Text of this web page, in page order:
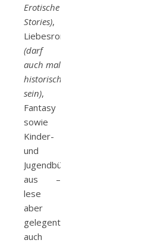
Erotische
Stories),
Liebesroman
(darf
auch mal
historisch
sein),
Fantasy
sowie
Kinder-
und
Jugendbücher
aus –
lese
aber
gelegentlich
auch